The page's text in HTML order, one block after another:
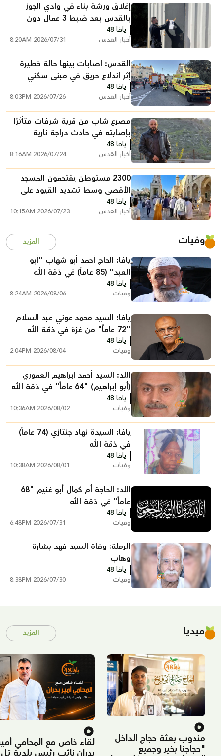
إغلاق ورشة بناء في وادي الجوز
بالقدس بعد ضبط 3 عمال دون
تصاريح
يافا 48
أخبار القدس 2026/07/31 8:20AM
القدس: إصابات بينها حالة خطيرة
إثر اندلاع حريق في مبنى سكني
ببيت حنينا
يافا 48
أخبار القدس 2026/07/26 8:03PM
مصرع شاب من قرية شرفات متأثرًا
بإصابته في حادث دراجة نارية
بالقدس
يافا 48
أخبار القدس 2026/07/24 8:16AM
2300 مستوطن يقتحمون المسجد
الأقصى وسط تشديد القيود على
المصلين
يافا 48
أخبار القدس 2026/07/23 10:15AM
وفيات المزيد
يافا: الحاج أحمد أبو شهاب "أبو
العبد" (85 عاماً) في ذمّة الله
يافا 48
وفيات 2026/08/06 8:24AM
يافا: السيد محمد عوني عبد السلام
"72 عاماً" من غزة في ذمّة الله
يافا 48
وفيات 2026/08/04 2:04PM
اللد: السيد أحمد إبراهيم العموري
(أبو إبراهيم) "64 عاماً" في ذمّة الله
يافا 48
وفيات 2026/08/02 10:36AM
يافا: السيدة نهاد جنتازي (74 عاماً)
في ذمّة الله
يافا 48
وفيات 2026/08/01 10:38AM
اللد: الحاجة أم كمال أبو غنيم "68
عاماً" في ذمّة الله
يافا 48
وفيات 2026/07/31 6:48PM
الرملة: وفاة السيد فهد بشارة
وهاب
يافا 48
وفيات 2026/07/30 8:38PM
ميديا المزيد
مندوب بعثة حجاج الداخل
"حجاجنا بخير وجميع لقاء خاص مع المحامي
بدران نائب رئيس بلدية تل